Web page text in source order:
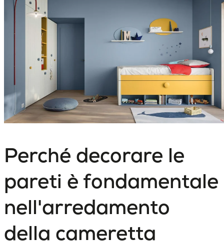
Perché decorare le
pareti è fondamentale
nell'arredamento
della cameretta